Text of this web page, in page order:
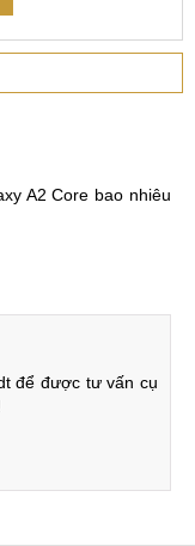
A2 Core bao nhiêu
để được tư vấn cụ